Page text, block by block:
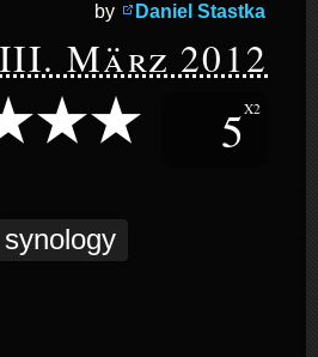
by Daniel Stastka
März 2012
X2
5
synology